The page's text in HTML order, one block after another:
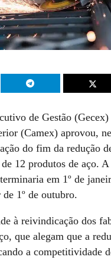
de Gestão (Gecex)
(Camex) aprovou,
do fim da redução
12 produtos de aço.
em 1º de
1º de outubro.
à reivindicação dos
que alegam que a
a competitividade